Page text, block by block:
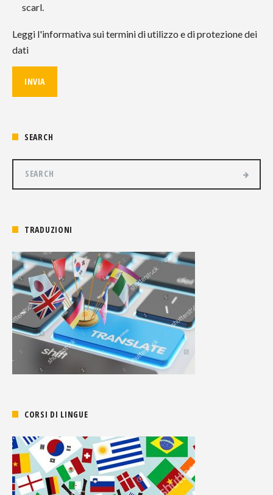
scarl.
Leggi l'informativa sui termini di utilizzo e di protezione dei
dati
SEARCH
TRADUZIONI
CORSI DI LINGUE